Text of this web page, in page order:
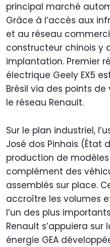
principal marché
Grâce à l’accès aux
et au réseau
constructeur chinois y
implantation. Premier
électrique Geely EX5
Brésil via des points
le réseau Renault.
Sur le plan industriel,
José dos Pinhais (État
production de modèles
complément des
assemblés sur place.
accroître les volumes
l’un des plus
Renault s’appuiera
énergie GEA